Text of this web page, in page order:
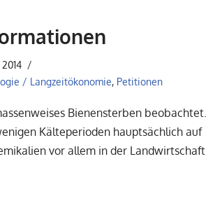
/ Langzeitökonomie, Petitionen
Bienensterben beobachtet.
Kälteperioden hauptsächlich auf
vor allem in der Landwirtschaft